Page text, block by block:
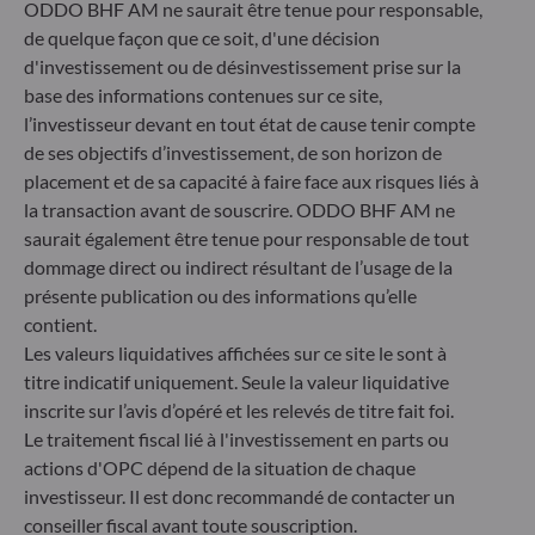
Herzogstraße 15
40217 Düsseldorf
Allemagne
+49 (0) 211 239 24 01
Gallusanlage 8
60329 Frankfurt am Main
Allemagne
+49 (0) 69 920 50 0
Société de Gestion de Portefeuille agréée par la
Bundesanstalt für Finanzdienstleistungsaufsicht (« BaFin »)
Enregistrement commercial : HRB 11971 tribunal local de
Düsseldorf
ODDO BHF Asset Management LUX
6, rue Gabriel Lippmann
L-5365 Munsbach
Luxembourg
ODDO BHF AM ne saurait être tenue pour responsable,
de quelque façon que ce soit, d'une décision
d'investissement ou de désinvestissement prise sur la
base des informations contenues sur ce site,
l’investisseur devant en tout état de cause tenir compte
de ses objectifs d’investissement, de son horizon de
placement et de sa capacité à faire face aux risques liés à
la transaction avant de souscrire. ODDO BHF AM ne
saurait également être tenue pour responsable de tout
dommage direct ou indirect résultant de l’usage de la
présente publication ou des informations qu’elle
contient.
Les valeurs liquidatives affichées sur ce site le sont à
titre indicatif uniquement. Seule la valeur liquidative
inscrite sur l’avis d’opéré et les relevés de titre fait foi.
Le traitement fiscal lié à l'investissement en parts ou
actions d'OPC dépend de la situation de chaque
investisseur. Il est donc recommandé de contacter un
conseiller fiscal avant toute souscription.